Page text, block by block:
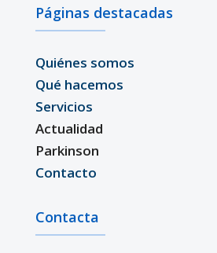
Páginas destacadas
Quiénes somos
Qué hacemos
Servicios
Actualidad
Parkinson
Contacto
Contacta